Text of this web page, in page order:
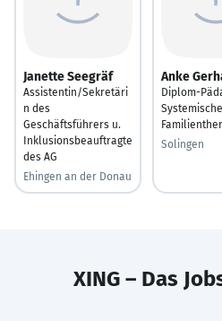
Janette Seegräf
Assistentin/Sekretäri
n des
Geschäftsführers u.
Inklusionsbeauftragte
des AG
Ehingen an der Donau
Anke
Diplom-
Systemische
Solingen
XING – Das